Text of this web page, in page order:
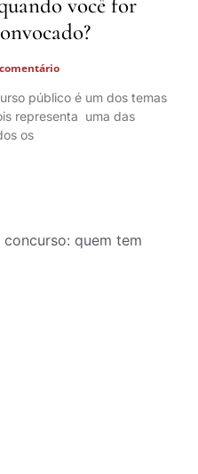
público é um dos temas
representa uma das
os